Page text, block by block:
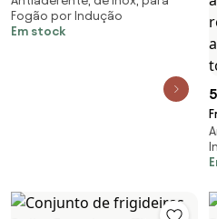
Fogão por Indução
Em stock